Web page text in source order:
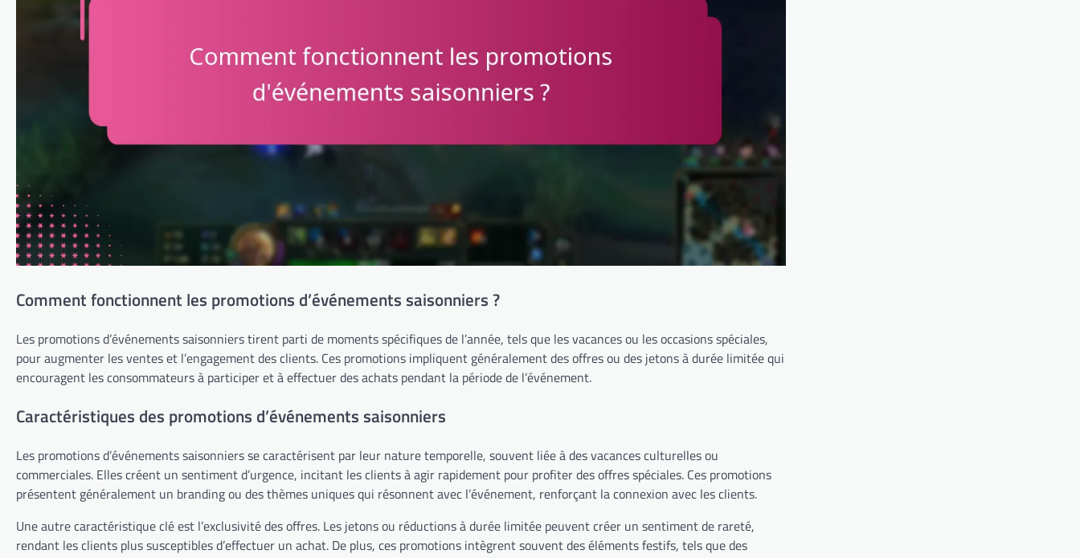
Comment fonctionnent les promotions d’événements saisonniers ?
Les promotions d’événements saisonniers tirent parti de moments spécifiques de l’année, tels que les vacances ou les occasions spéciales,
pour augmenter les ventes et l’engagement des clients. Ces promotions impliquent généralement des offres ou des jetons à durée limitée qui
encouragent les consommateurs à participer et à effectuer des achats pendant la période de l’événement.
Caractéristiques des promotions d’événements saisonniers
Les promotions d’événements saisonniers se caractérisent par leur nature temporelle, souvent liée à des vacances culturelles ou
commerciales. Elles créent un sentiment d’urgence, incitant les clients à agir rapidement pour profiter des offres spéciales. Ces promotions
présentent généralement un branding ou des thèmes uniques qui résonnent avec l’événement, renforçant la connexion avec les clients.
Une autre caractéristique clé est l’exclusivité des offres. Les jetons ou réductions à durée limitée peuvent créer un sentiment de rareté,
rendant les clients plus susceptibles d’effectuer un achat. De plus, ces promotions intègrent souvent des éléments festifs, tels que des